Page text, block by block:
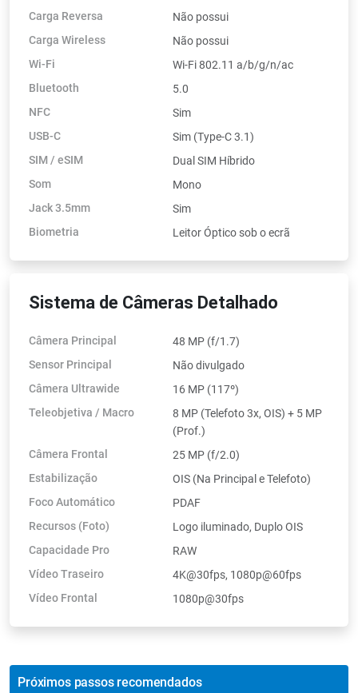
Carga Reversa
Não possui
Carga Wireless
Não possui
Wi-Fi
Wi-Fi 802.11 a/b/g/n/ac
Bluetooth
5.0
NFC
Sim
USB-C
Sim (Type-C 3.1)
SIM / eSIM
Dual SIM Híbrido
Som
Mono
Jack 3.5mm
Sim
Biometria
Leitor Óptico sob o ecrã
Sistema de Câmeras Detalhado
Câmera Principal
48 MP (f/1.7)
Sensor Principal
Não divulgado
Câmera Ultrawide
16 MP (117º)
Teleobjetiva / Macro
8 MP (Telefoto 3x, OIS) + 5 MP
(Prof.)
Câmera Frontal
25 MP (f/2.0)
Estabilização
OIS (Na Principal e Telefoto)
Foco Automático
PDAF
Recursos (Foto)
Logo iluminado, Duplo OIS
Capacidade Pro
RAW
Vídeo Traseiro
4K@30fps, 1080p@60fps
Vídeo Frontal
1080p@30fps
Próximos passos recomendados